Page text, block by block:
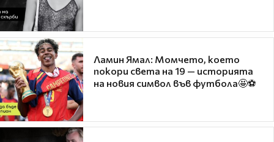
Ламин Ямал: Момчето, което
покори света на 19 — историята
на новия символ във футбола🤩⚽